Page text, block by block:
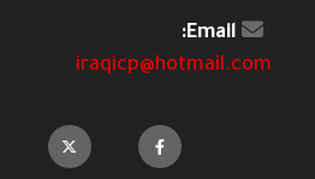
Email:
iraqicp@hotmail.com